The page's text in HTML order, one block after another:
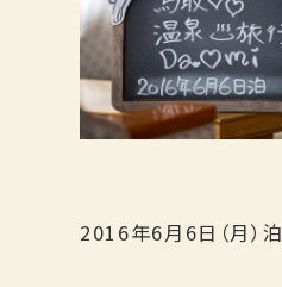
2016年6月6日（月）泊